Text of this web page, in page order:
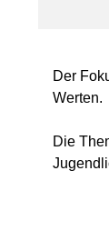
Der
Werten.
Die